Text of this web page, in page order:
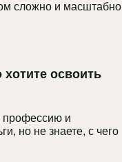
сложно и масштабно
освоить
профессию и
но не знаете, с чего